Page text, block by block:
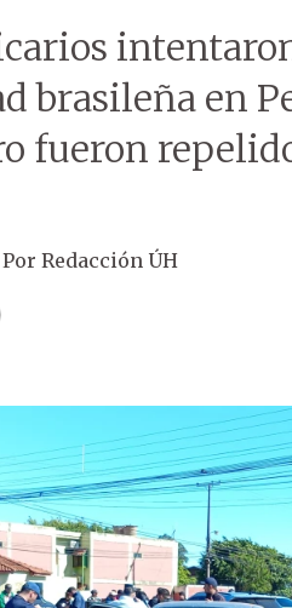
brasileña en
fueron
Por Redacción ÚH